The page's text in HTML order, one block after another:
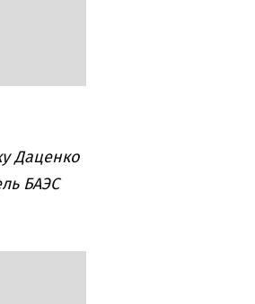
Даценко
БАЭС